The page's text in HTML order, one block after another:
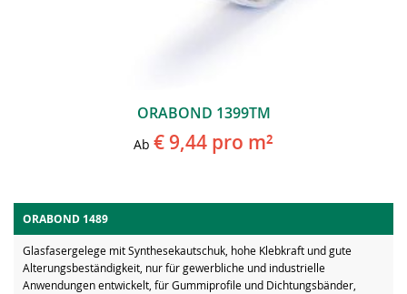
ORABOND 1399TM
Ab € 9,44 pro m²
ORABOND 1489
Glasfasergelege mit Synthesekautschuk, hohe Klebkraft und gute
Alterungsbeständigkeit, nur für gewerbliche und industrielle
Anwendungen entwickelt, für Gummiprofile und Dichtungsbänder,